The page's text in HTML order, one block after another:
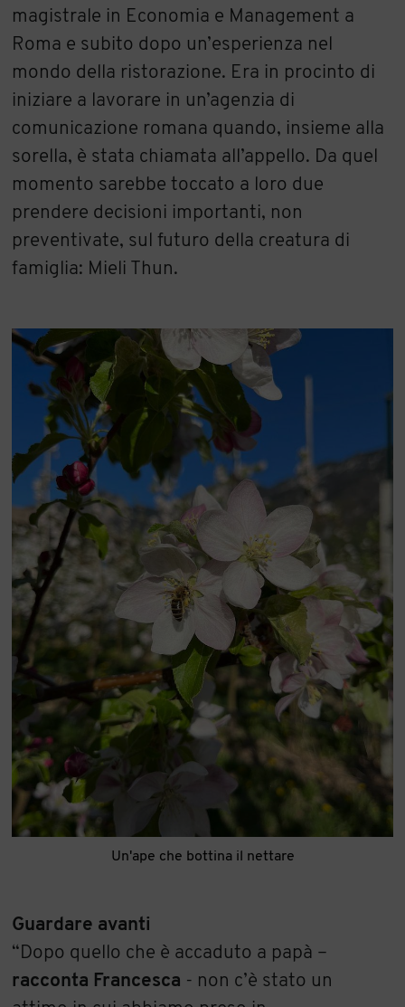
magistrale in Economia e Management a
Roma e subito dopo un’esperienza nel
mondo della ristorazione. Era in procinto di
iniziare a lavorare in un’agenzia di
comunicazione romana quando, insieme alla
sorella, è stata chiamata all’appello. Da quel
momento sarebbe toccato a loro due
prendere decisioni importanti, non
preventivate, sul futuro della creatura di
famiglia: Mieli Thun.
Un'ape che bottina il nettare
Guardare avanti
“Dopo quello che è accaduto a papà –
racconta Francesca - non c’è stato un